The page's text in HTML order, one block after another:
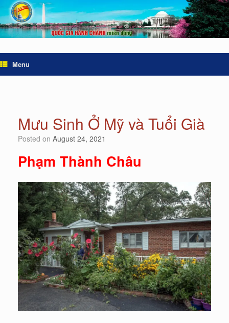
Menu
Mưu Sinh Ở Mỹ và Tuổi Già
Posted on August 24, 2021
Phạm Thành Châu